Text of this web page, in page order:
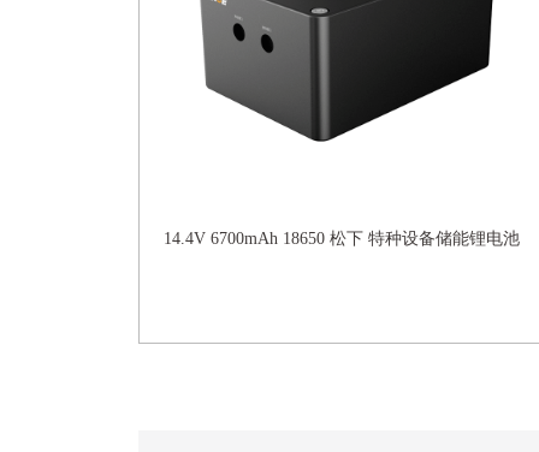
14.4V 6700mAh 18650 松下 特种设备储能锂电池